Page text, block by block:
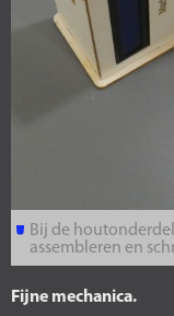
Bij de
assembleren en
Fijne mechanica.